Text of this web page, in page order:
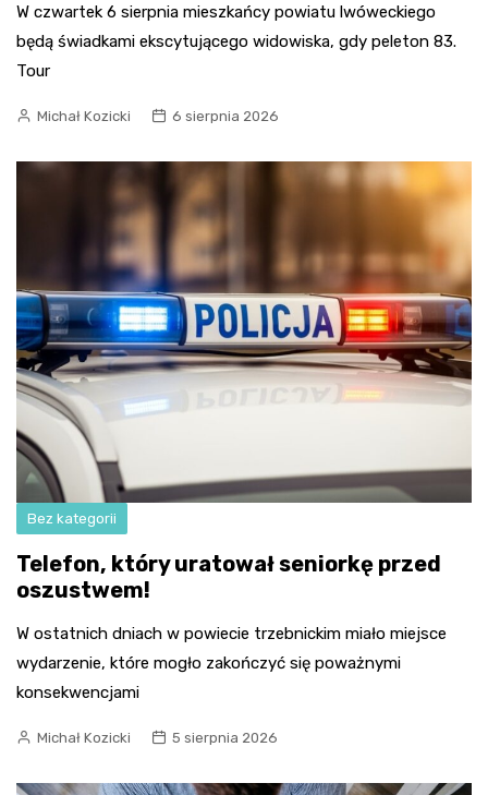
W czwartek 6 sierpnia mieszkańcy powiatu lwóweckiego
będą świadkami ekscytującego widowiska, gdy peleton 83.
Tour
Michał Kozicki 6 sierpnia 2026
Bez kategorii
Telefon, który uratował seniorkę przed
oszustwem!
W ostatnich dniach w powiecie trzebnickim miało miejsce
wydarzenie, które mogło zakończyć się poważnymi
konsekwencjami
Michał Kozicki 5 sierpnia 2026